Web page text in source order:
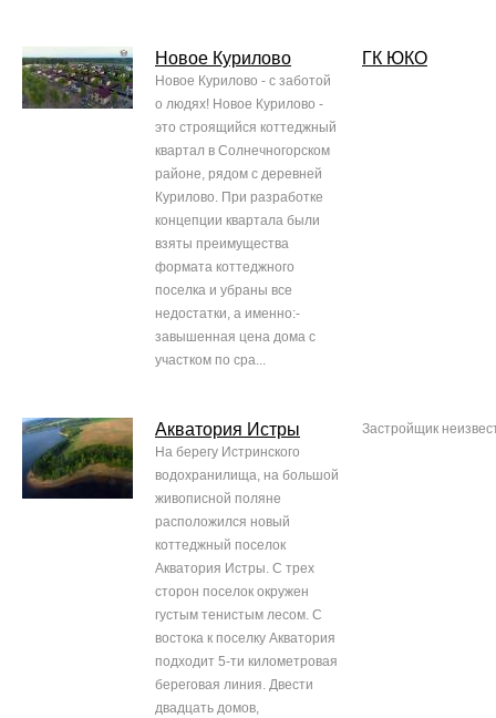
Новое Курилово
Новое Курилово - с заботой
о людях! Новое Курилово -
это строящийся коттеджный
квартал в Солнечногорском
районе, рядом с деревней
Курилово. При разработке
концепции квартала были
взяты преимущества
формата коттеджного
поселка и убраны все
недостатки, а именно:-
завышенная цена дома с
участком по сра...
ГК ЮКО
Акватория Истры
На берегу Истринского
водохранилища, на большой
живописной поляне
расположился новый
коттеджный поселок
Акватория Истры. С трех
сторон поселок окружен
густым тенистым лесом. С
востока к поселку Акватория
подходит 5-ти километровая
береговая линия. Двести
двадцать домов,
Застройщик